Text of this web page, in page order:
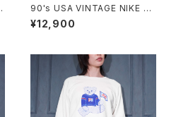
90's USA VINTAGE NIKE L
OGO EMBROIDERY FADED
DESIGN SWEAT SHIRT/90
¥12,900